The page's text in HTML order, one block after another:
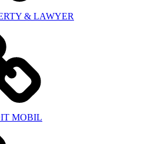
& LAWYER
MOBIL